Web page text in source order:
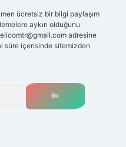
ücretsiz bir bilgi paylaşım
aykırı olduğunu
adresine
süre içerisinde sitemizden